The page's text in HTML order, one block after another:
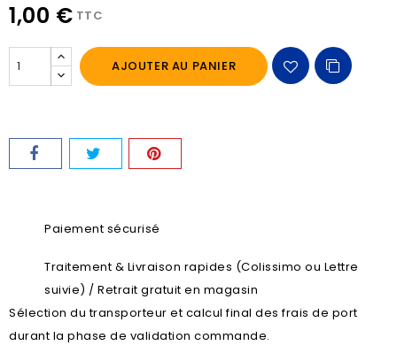
1,00 € TTC
AJOUTER AU PANIER
Paiement sécurisé
Traitement & Livraison rapides (Colissimo ou Lettre
suivie) / Retrait gratuit en magasin
Sélection du transporteur et calcul final des frais de port
durant la phase de validation commande.